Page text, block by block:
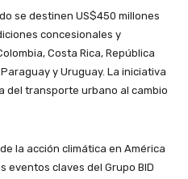
se destinen US$450 millones
concesionales y
Costa Rica, República
y Uruguay. La iniciativa
del transporte urbano al cambio
la acción climática en América
eventos claves del Grupo BID